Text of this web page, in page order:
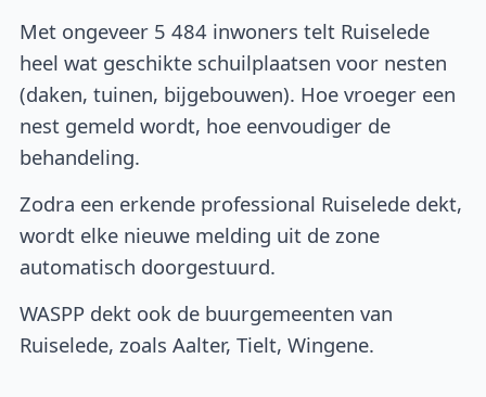
Met ongeveer 5 484 inwoners telt Ruiselede
heel wat geschikte schuilplaatsen voor nesten
(daken, tuinen, bijgebouwen). Hoe vroeger een
nest gemeld wordt, hoe eenvoudiger de
behandeling.
Zodra een erkende professional Ruiselede dekt,
wordt elke nieuwe melding uit de zone
automatisch doorgestuurd.
WASPP dekt ook de buurgemeenten van
Ruiselede, zoals Aalter, Tielt, Wingene.